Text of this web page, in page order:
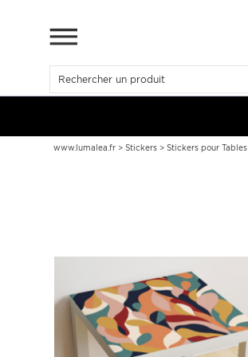
www.lumalea.fr >Stickers >Stickers pour Tables